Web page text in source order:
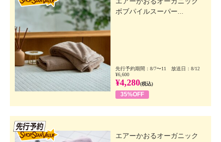
ボブパイルスーパー...
先行予約期間：8/7〜11 放送日：8/12
¥6,600
¥4,280(税込)
35%OFF
エアーかおるオーガニック